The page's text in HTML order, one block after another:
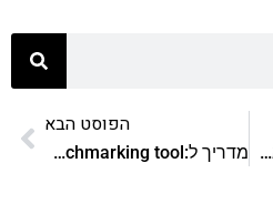
מדריך Node.js: לכתוב את המודול שלכם
הפוסט הבא
מדריך ל:Apache benchmarking tool